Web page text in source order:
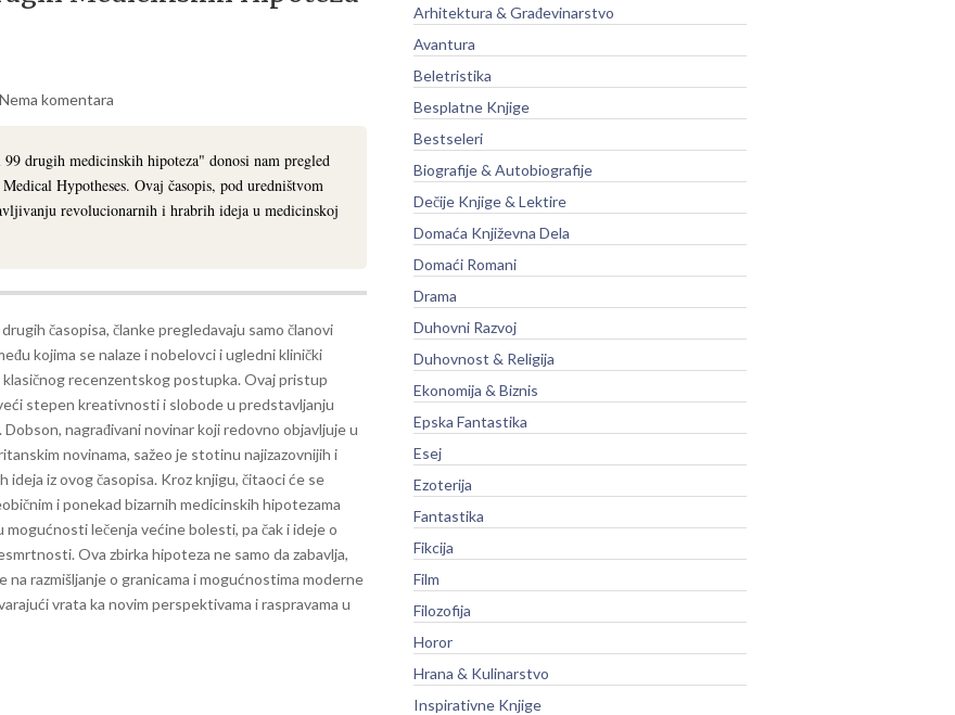
Nema komentara
drugih medicinskih hipoteza" donosi nam pregled
Hypotheses. Ovaj časopis, pod uredništvom
revolucionarnih i hrabrih ideja u medicinskoj
časopisa, članke pregledavaju samo članovi
kojima se nalaze i nobelovci i ugledni klinički
klasičnog recenzentskog postupka. Ovaj pristup
stepen kreativnosti i slobode u predstavljanju
Dobson, nagrađivani novinar koji redovno objavljuje u
novinama, sažeo je stotinu najizazovnijih i
ideja iz ovog časopisa. Kroz knjigu, čitaoci će se
i ponekad bizarnih medicinskih hipotezama
mogućnosti lečenja većine bolesti, pa čak i ideje o
Ova zbirka hipoteza ne samo da zabavlja,
na razmišljanje o granicama i mogućnostima moderne
vrata ka novim perspektivama i raspravama u
Arhitektura & Građevinarstvo
Avantura
Beletristika
Besplatne Knjige
Bestseleri
Biografije & Autobiografije
Dečije Knjige & Lektire
Domaća Književna Dela
Domaći Romani
Drama
Duhovni Razvoj
Duhovnost & Religija
Ekonomija & Biznis
Epska Fantastika
Esej
Ezoterija
Fantastika
Fikcija
Film
Filozofija
Horor
Hrana & Kulinarstvo
Inspirativne Knjige